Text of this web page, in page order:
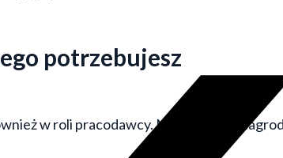
potrzebujesz
w roli pracodawcy. Naliczanie